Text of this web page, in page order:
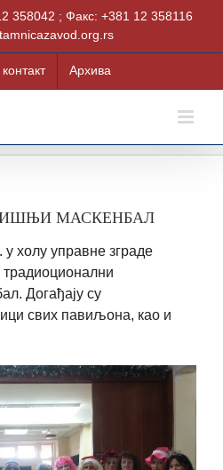
358042 ; Факс: +381 12 358116
Архива
МАСКЕНБАЛ
у холу управне зграде
Догађају су
свих павиљона, као и